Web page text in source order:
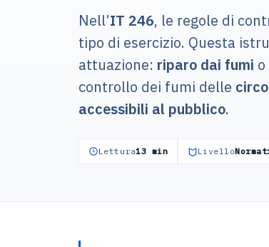
Nell’IT 246, le regole di
tipo di esercizio. Questa
attuazione: riparo dai fumi
controllo dei fumi delle
accessibili al pubblico.
Lettura13 min Livello